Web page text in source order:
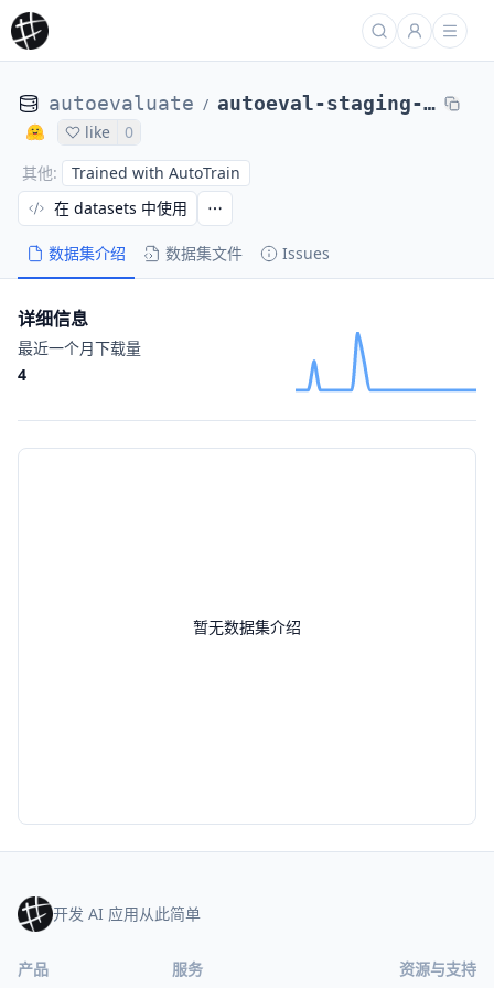
autoevaluate / autoeval-staging-eval-squad_v2-squad_v2-972433-16666252
like
0
其他: Trained with AutoTrain
数据集介绍 数据集文件 Issues
在 datasets 中使用
暂无数据集介绍
详细信息
最近一个月下载量
4
开发 AI 应用从此简单
产品 服务 资源与支持